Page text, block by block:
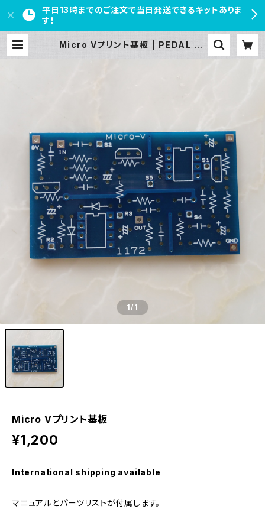
平日13時までのご注文で当日発送できるキットありま
す！
Micro Vプリント基板 | PEDAL FR
1/1
Micro Vプリント基板
¥1,200
International shipping available
マニュアルとパーツリストが付属します。